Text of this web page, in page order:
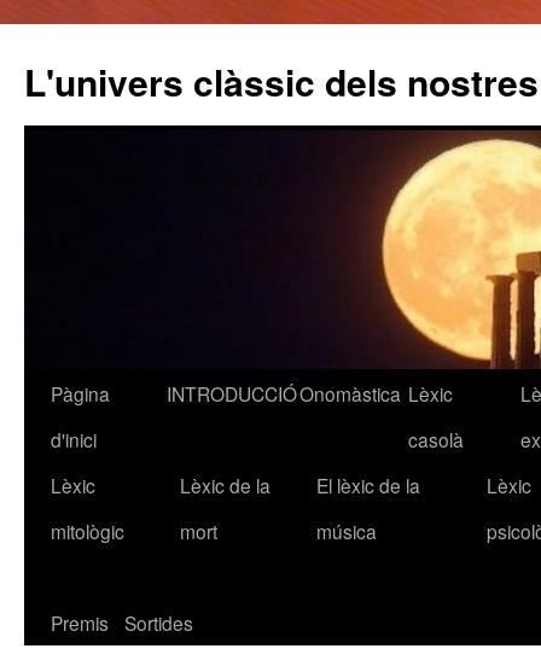
L'univers clàssic dels
Vés
contingut
Pàgina
d'inici
INTRODUCCIÓOnomàstica Lèxic
casolà
Lèxic
mitològic
Lèxic de la
mort
El lèxic de la
música
Lèxic
Premis Sortides